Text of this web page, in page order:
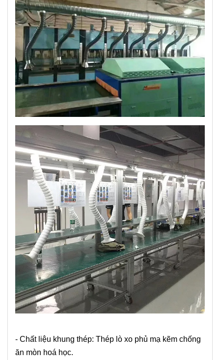
- Chất liệu khung thép: Thép lò xo phủ mạ kẽm chống
ăn mòn hoá học.